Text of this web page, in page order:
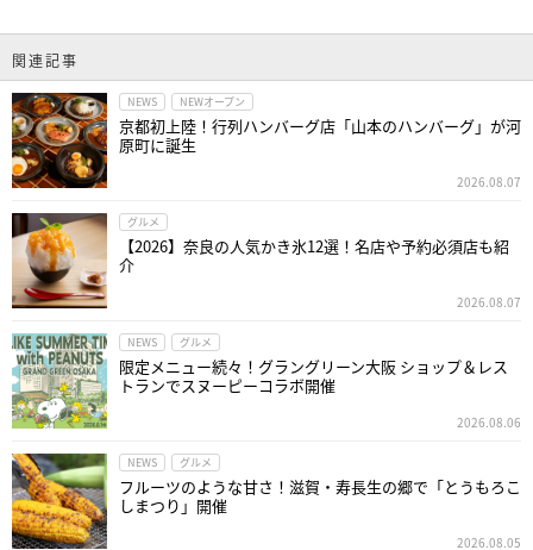
関連記事
NEWS NEWオープン
京都初上陸！行列ハンバーグ店「山本のハンバーグ」が河
原町に誕生
2026.08.07
グルメ
【2026】奈良の人気かき氷12選！名店や予約必須店も紹
介
2026.08.07
NEWS グルメ
限定メニュー続々！グラングリーン大阪 ショップ＆レス
トランでスヌーピーコラボ開催
2026.08.06
NEWS グルメ
フルーツのような甘さ！滋賀・寿長生の郷で「とうもろこ
しまつり」開催
2026.08.05